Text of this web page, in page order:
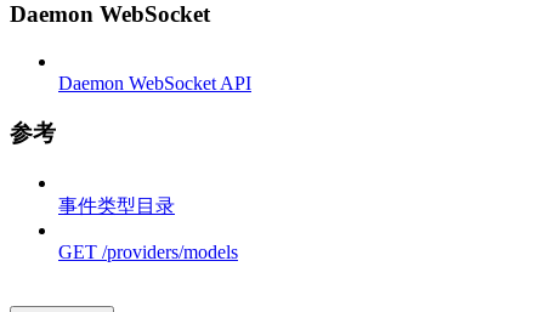
Daemon WebSocket
Daemon WebSocket API
参考
事件类型目录
GET /providers/models